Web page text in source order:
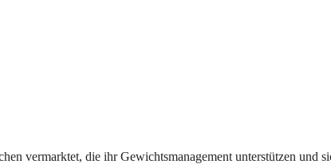
vermarktet, die ihr Gewichtsmanagement unterstützen und